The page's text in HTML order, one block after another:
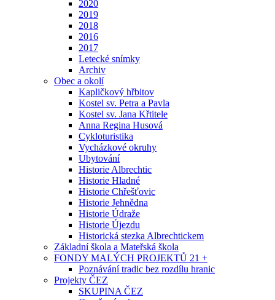
2020
2019
2018
2016
2017
Letecké snímky
Archiv
Obec a okolí
Kapličkový hřbitov
Kostel sv. Petra a Pavla
Kostel sv. Jana Křtitele
Anna Regina Husová
Cykloturistika
Vycházkové okruhy
Ubytování
Historie Albrechtic
Historie Hladné
Historie Chřešťovic
Historie Jehnědna
Historie Údraže
Historie Újezdu
Historická stezka Albrechtickem
Základní škola a Mateřská škola
FONDY MALÝCH PROJEKTŮ 21 +
Poznávání tradic bez rozdílu hranic
Projekty ČEZ
SKUPINA ČEZ